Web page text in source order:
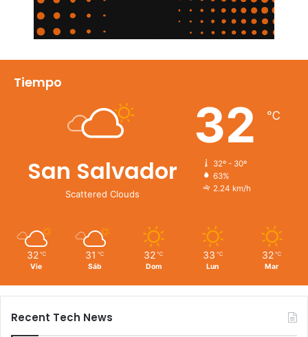
Tiempo
San Salvador
Scattered Clouds
32 ℃
32º - 30º
63%
2.24 km/h
32 ℃
Vie
31 ℃
Sáb
32 ℃
Dom
33 ℃
Lun
32 ℃
Mar
Recent Tech News